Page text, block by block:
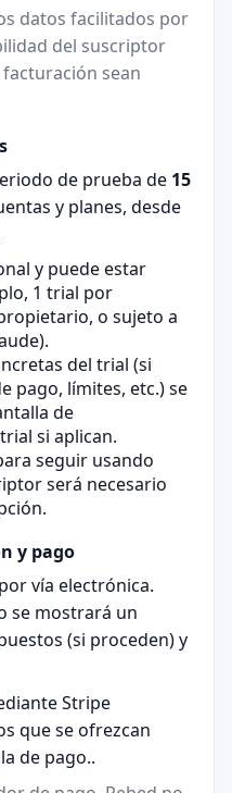
datos facilitados por
del suscriptor
sean
de prueba de 15
y planes, desde
y puede estar
1 trial por
o sujeto a
del trial (si
pago, límites, etc.) se
de
si aplican.
seguir usando
será necesario
y pago
vía electrónica.
se mostrará un
(si proceden) y
Stripe
que se ofrezcan
de pago..